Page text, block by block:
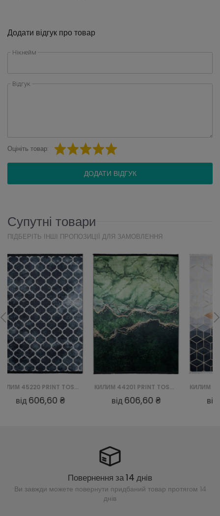
Додати відгук про товар
Нікнейм
Відгук
Оцініть товар:
ДОДАТИ ВІДГУК
Супутні товари
ПІДБЕРІТЬ ІНШІ ПРОПОЗИЦІЇ ДЛЯ ЗАМОВЛЕННЯ
від606,60 ₴ від606,60 ₴
Повернення за 14 днів
Ви завжди можете повернути придбаний товар протягом 14
днів